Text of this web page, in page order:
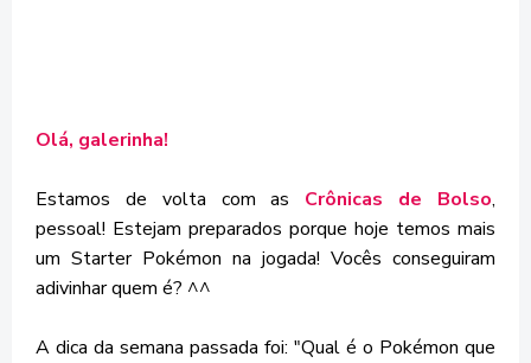
Olá, galerinha!
Estamos de volta com as Crônicas de Bolso,
pessoal! Estejam preparados porque hoje temos mais
um Starter Pokémon na jogada! Vocês conseguiram
adivinhar quem é? ^^
A dica da semana passada foi: "Qual é o Pokémon que